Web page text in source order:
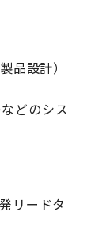
品設計）
どのシス
リードタ